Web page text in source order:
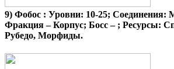
9) Фобос : Уровни: 10-25; Соединения:
Фракция – Корпус; Босс – ; Ресурсы:
Рубедо, Морфиды.